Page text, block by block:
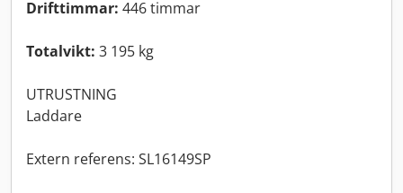
Drifttimmar: 446 timmar
Totalvikt: 3 195 kg
UTRUSTNING
Laddare
Extern referens: SL16149SP